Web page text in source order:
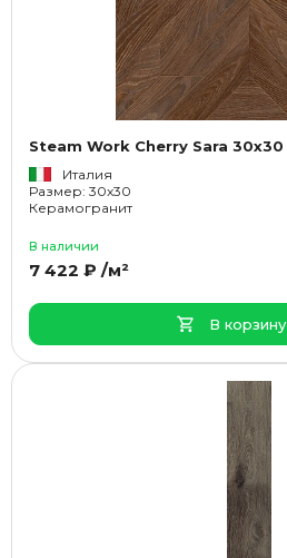
Steam Work Cherry Sara 30x30
Италия
Размер: 30x30
Керамогранит
В наличии
7 422 ₽ /м²
В корзину